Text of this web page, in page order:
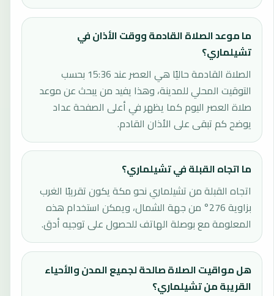
ما موعد الصلاة القادمة ووقت الأذان في
تشيلماري؟
الصلاة القادمة حاليًا هي العصر عند 15:36 بحسب
التوقيت المحلي للمدينة، وهذا يفيد من يبحث عن موعد
صلاة العصر اليوم كما يظهر في أعلى الصفحة عداد
يوضح كم تبقى على الأذان القادم.
ما اتجاه القبلة في تشيلماري؟
اتجاه القبلة من تشيلماري نحو مكة يكون تقريبًا الغرب
بزاوية 276° من جهة الشمال، ويمكن استخدام هذه
المعلومة مع بوصلة الهاتف للحصول على توجيه أدق.
هل مواقيت الصلاة صالحة لجميع المدن والأحياء
القريبة من تشيلماري؟